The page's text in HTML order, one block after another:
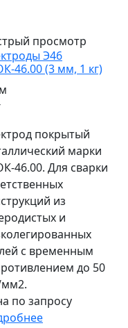
просмотр
Э46
46.00 (3 мм, 1 кг)
покрытый
марки
46.00. Для сварки
из
и
с временным
до 50
мм2.
по запросу